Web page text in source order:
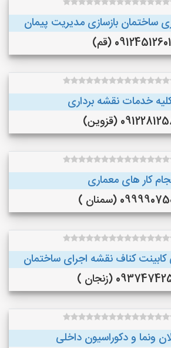
ساختمان بازسازی مدیریت پیمان
09124512601 (قم)
خدمات نقشه برداری
(قزوین)
کار های معماری
(سمنان )
کابینت کناف نقشه اجرای ساختمان
(زنجان )
ونما و دکوراسیون داخلی